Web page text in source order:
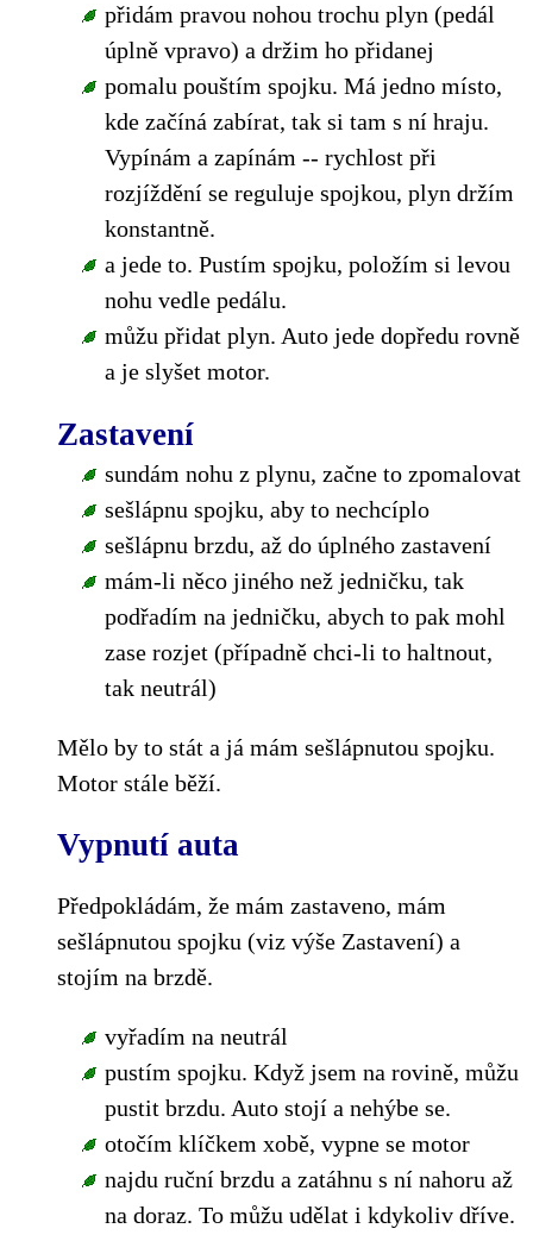
přidám pravou nohou trochu plyn (pedál
úplně vpravo) a držim ho přidanej
pomalu pouštím spojku. Má jedno místo,
kde začíná zabírat, tak si tam s ní hraju.
Vypínám a zapínám -- rychlost při
rozjíždění se reguluje spojkou, plyn držím
konstantně.
a jede to. Pustím spojku, položím si levou
nohu vedle pedálu.
můžu přidat plyn. Auto jede dopředu rovně
a je slyšet motor.
Zastavení
sundám nohu z plynu, začne to zpomalovat
sešlápnu spojku, aby to nechcíplo
sešlápnu brzdu, až do úplného zastavení
mám-li něco jiného než jedničku, tak
podřadím na jedničku, abych to pak mohl
zase rozjet (případně chci-li to haltnout,
tak neutrál)
Mělo by to stát a já mám sešlápnutou spojku.
Motor stále běží.
Vypnutí auta
Předpokládám, že mám zastaveno, mám
sešlápnutou spojku (viz výše Zastavení) a
stojím na brzdě.
vyřadím na neutrál
pustím spojku. Když jsem na rovině, můžu
pustit brzdu. Auto stojí a nehýbe se.
otočím klíčkem xobě, vypne se motor
najdu ruční brzdu a zatáhnu s ní nahoru až
na doraz. To můžu udělat i kdykoliv dříve.